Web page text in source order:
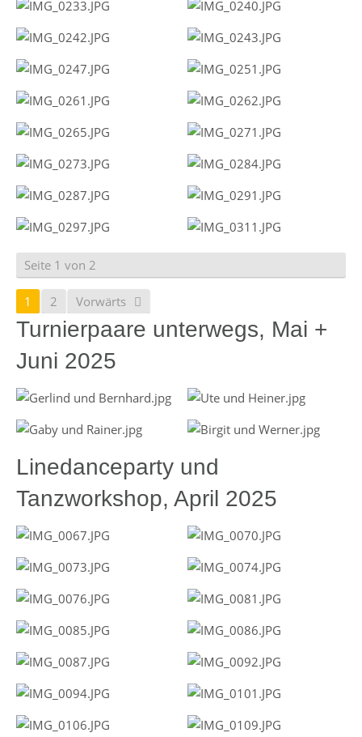
Seite 1 von 2
1 2 Vorwärts
Turnierpaare unterwegs, Mai +
Juni 2025
Linedanceparty und
Tanzworkshop, April 2025